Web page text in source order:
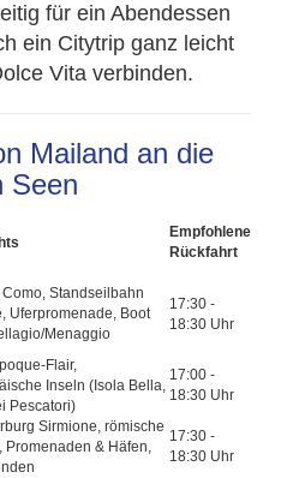
für ein Abendessen
ein Citytrip ganz leicht
Vita verbinden.
Mailand an die
Seen
Empfohlene
Rückfahrt
Standseilbahn
Uferpromenade, Boot
Menaggio
17:30 -
18:30 Uhr
Flair,
Inseln (Isola Bella,
Pescatori)
17:00 -
18:30 Uhr
Sirmione, römische
Promenaden & Häfen,
17:30 -
18:30 Uhr